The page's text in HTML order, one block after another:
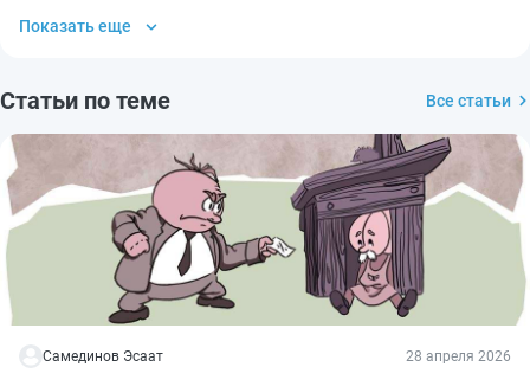
Показать еще
Статьи по теме Все статьи
Самединов Эсаат 28 апреля 2026